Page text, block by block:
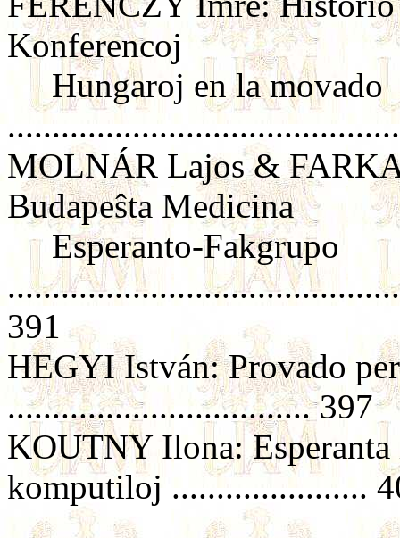
Konferencoj
Hungaroj en la movado
MOLNÁR Lajos &
Budapeŝta Medicina
Esperanto-Fakgrupo
391
HEGYI István: Provado
.................................. 397
KOUTNY Ilona:
komputiloj ......................